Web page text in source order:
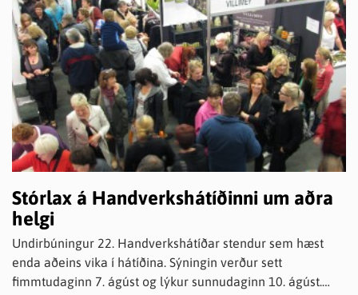
Stórlax á Handverkshátíðinni um aðra
helgi
Undirbúningur 22. Handverkshátíðar stendur sem hæst
enda aðeins vika í hátíðina. Sýningin verður sett
fimmtudaginn 7. ágúst og lýkur sunnudaginn 10. ágúst.